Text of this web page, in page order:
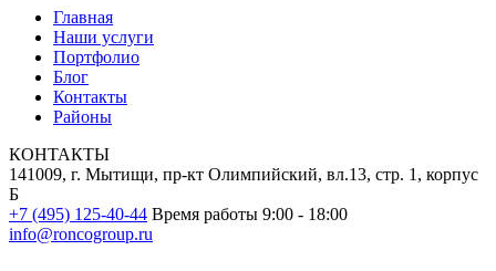
Главная
Наши услуги
Портфолио
Блог
Контакты
Районы
КОНТАКТЫ
141009, г. Мытищи, пр-кт Олимпийский, вл.13, стр. 1, корпус
Б
+7 (495) 125-40-44 Время работы 9:00 - 18:00
info@roncogroup.ru